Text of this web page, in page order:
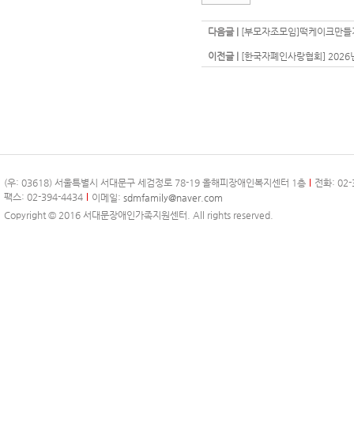
다음글 | [부모자조모임]떡케이크만
이전글 | [한국자폐인사랑협회] 2026
(우: 03618) 서울특별시 서대문구 세검정로 78-19 올해피장애인복지센터 1층
전화:
팩스: 02-394-4434
이메일: sdmfamily@naver.com
Copyright © 2016 서대문장애인가족지원센터. All rights reserved.